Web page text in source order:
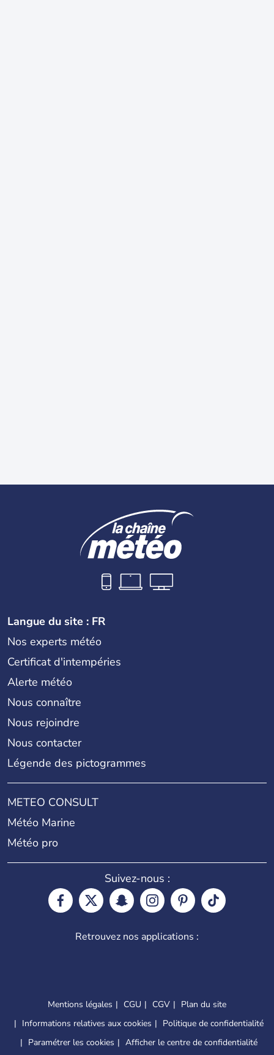
Langue du site : FR
Nos experts météo
Certificat d'intempéries
Alerte météo
Nous connaître
Nous rejoindre
Nous contacter
Légende des pictogrammes
METEO CONSULT
Météo Marine
Météo pro
Suivez-nous :
Retrouvez nos applications :
Mentions légales CGU CGV
Plan du site
Informations relatives aux cookies
Politique de confidentialité
Paramétrer les cookies
Afficher le centre de confidentialité